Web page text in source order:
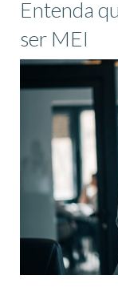
Entenda
ser MEI